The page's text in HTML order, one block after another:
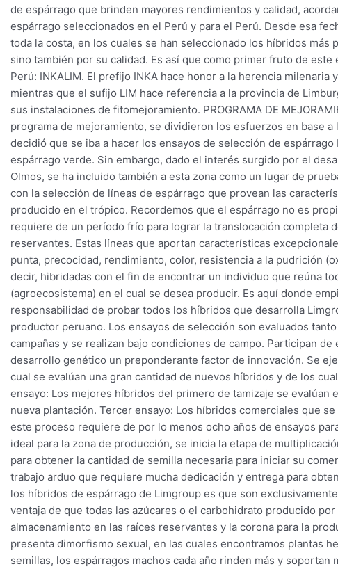
de espárrago que brinden mayores rendimientos y calidad,
espárrago seleccionados en el Perú y para el Perú. Desde esa
toda la costa, en los cuales se han seleccionado los híbridos
sino también por su calidad. Es así que como primer fruto de
Perú: INKALIM. El prefijo INKA hace honor a la herencia
mientras que el sufijo LIM hace referencia a la provincia de
sus instalaciones de fitomejoramiento. PROGRAMA DE
programa de mejoramiento, se dividieron los esfuerzos en base
decidió que se iba a hacer los ensayos de selección de
espárrago verde. Sin embargo, dado el interés surgido por el
Olmos, se ha incluido también a esta zona como un lugar de
con la selección de líneas de espárrago que provean las
producido en el trópico. Recordemos que el espárrago no es
requiere de un período frío para lograr la translocación completa
reservantes. Estas líneas que aportan características
punta, precocidad, rendimiento, color, resistencia a la pudrición
decir, hibridadas con el fin de encontrar un individuo que reúna
(agroecosistema) en el cual se desea producir. Es aquí donde
responsabilidad de probar todos los híbridos que desarrolla
productor peruano. Los ensayos de selección son evaluados
campañas y se realizan bajo condiciones de campo. Participan
desarrollo genético un preponderante factor de innovación. Se
cual se evalúan una gran cantidad de nuevos híbridos y de los
ensayo: Los mejores híbridos del primero de tamizaje se
nueva plantación. Tercer ensayo: Los híbridos comerciales que
este proceso requiere de por lo menos ocho años de ensayos
ideal para la zona de producción, se inicia la etapa de
para obtener la cantidad de semilla necesaria para iniciar su
trabajo arduo que requiere mucha dedicación y entrega para
los híbridos de espárrago de Limgroup es que son
ventaja de que todas las azúcares o el carbohidrato producido
almacenamiento en las raíces reservantes y la corona para la
presenta dimorfismo sexual, en las cuales encontramos plantas
semillas, los espárragos machos cada año rinden más y